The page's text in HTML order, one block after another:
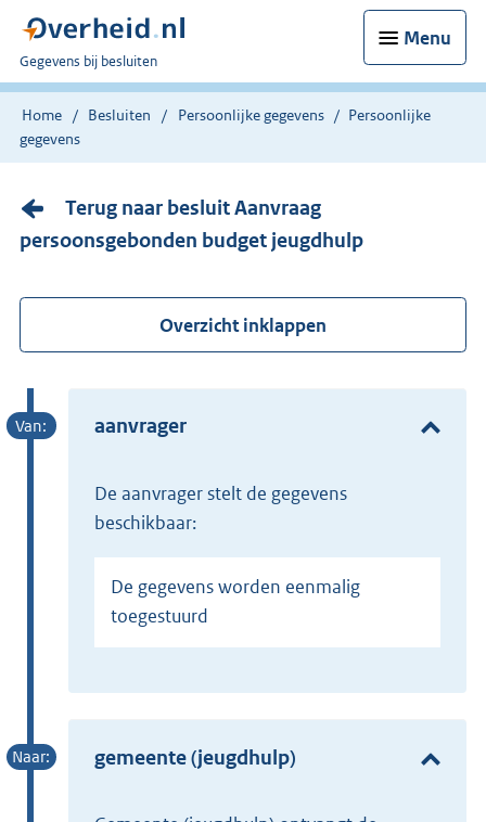
Menu
U
bent
nu
Gegevens bij besluiten
Home Besluiten Persoonlijke gegevens
Persoonlijke
gegevens
Terug naar besluit Aanvraag
persoonsgebonden budget jeugdhulp
Overzicht inklappen
aanvrager
de aanvrager stelt de gegevens
beschikbaar:
De gegevens worden eenmalig
toegestuurd
gemeente (jeugdhulp)